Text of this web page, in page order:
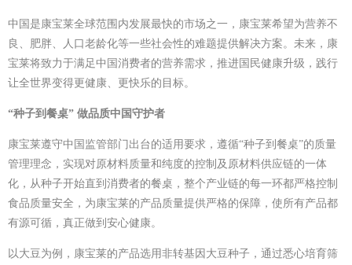
中国是康宝莱全球范围内发展最快的市场之一，康宝莱希望为营养不
良、肥胖、人口老龄化等一些社会性的难题提供解决方案。未来，康
宝莱将致力于满足中国消费者的营养需求，推进国民健康升级，践行
让全世界变得更健康、更快乐的目标。
“种子到餐桌” 做品质中国守护者
康宝莱遵守中国监管部门出台的适用要求，遵循“种子到餐桌”的质量
管理理念，实现对原材料质量和纯度的控制及原材料供应链的一体
化，从种子开始直到消费者的餐桌，整个产业链的每一环都严格控制
食品质量安全，为康宝莱的产品质量提供严格的保障，使所有产品都
有源可循，真正做到安心健康。
以大豆为例，康宝莱的产品选用非转基因大豆种子，通过悉心培育筛